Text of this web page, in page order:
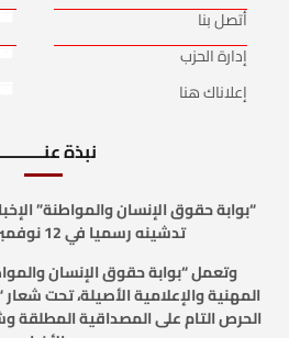
أتصل بنا
إدارة الحزب
إعلاناك هنا
نبذة
“بوابة حقوق الإنسان والمواطنة”
تدشينه رسميا في 12 نوفمبر من عام 2024.
وتعمل “بوابة حقوق الإنسان
المهنية والإعلامية الأصيلة، تحت
الحرص التام على المصداقية